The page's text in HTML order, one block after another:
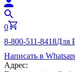
0
8-800-511-8418Для
Написать в
Адрес: